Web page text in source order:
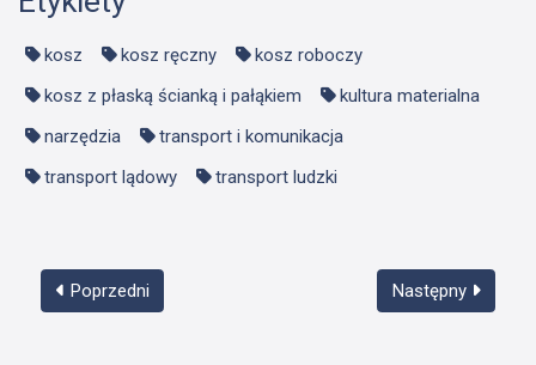
kosz kosz ręczny
kosz roboczy
kosz z płaską ścianką i pałąkiem
kultura materialna
narzędzia
transport i komunikacja
transport lądowy
transport ludzki
Poprzedni Następny